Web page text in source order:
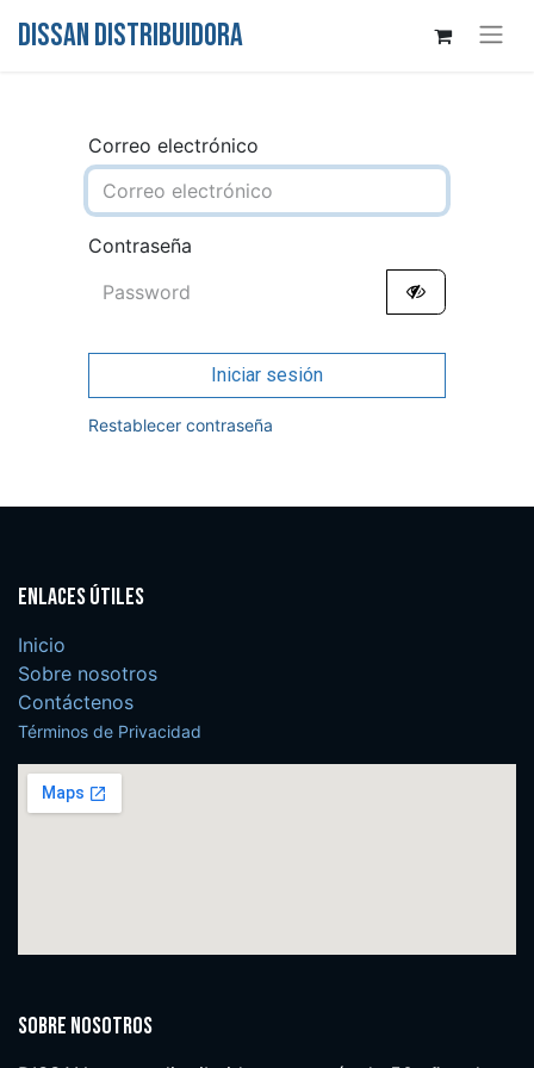
DISSAN DISTRIBUIDORA
Correo electrónico
Contraseña
Iniciar sesión
Restablecer contraseña
Enlaces útiles
Inicio
Sobre nosotros
Contáctenos
Términos de Privacidad
Sobre nosotros